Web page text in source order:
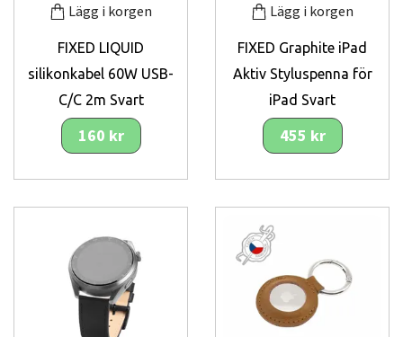
Lägg i korgen
FIXED LIQUID
silikonkabel 60W USB-
C/C 2m Svart
160 kr
Lägg i korgen
FIXED Graphite iPad
Aktiv Styluspenna för
iPad Svart
455 kr